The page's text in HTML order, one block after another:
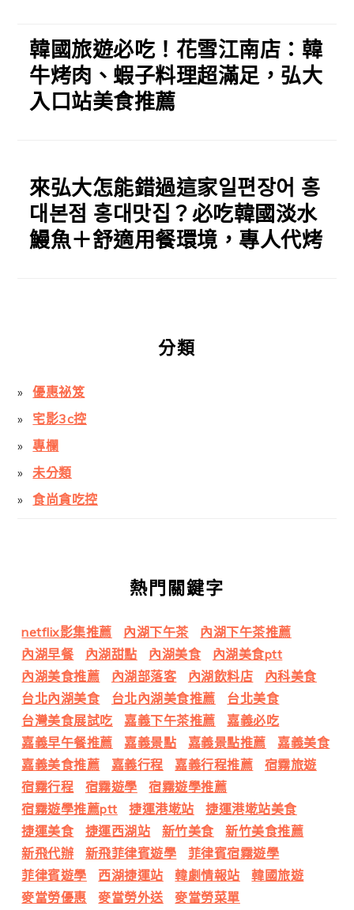
韓國旅遊必吃！花雪江南店：韓
牛烤肉、蝦子料理超滿足，弘大
入口站美食推薦
來弘大怎能錯過這家일편장어 홍
대본점 홍대맛집？必吃韓國淡水
鰻魚＋舒適用餐環境，專人代烤
分類
優惠祕笈
宅影3c控
專欄
未分類
食尚貪吃控
熱門關鍵字
netflix影集推薦 內湖下午茶
內湖下午茶推薦
內湖早餐
內湖甜點 內湖美食
內湖美食ptt
內湖美食推薦
內湖部落客 內湖飲料店
內科美食
台北內湖美食
台北內湖美食推薦
台北美食
台灣美食展試吃
嘉義下午茶推薦
嘉義必吃
嘉義早午餐推薦
嘉義景點 嘉義景點推薦
嘉義美食
嘉義美食推薦
嘉義行程 嘉義行程推薦
宿霧旅遊
宿霧行程
宿霧遊學
宿霧遊學推薦
宿霧遊學推薦ptt
捷運港墘站
捷運港墘站美食
捷運美食
捷運西湖站 新竹美食
新竹美食推薦
新飛代辦
新飛菲律賓遊學
菲律賓宿霧遊學
菲律賓遊學
西湖捷運站 韓劇情報站
韓國旅遊
麥當勞優惠
麥當勞外送 麥當勞菜單